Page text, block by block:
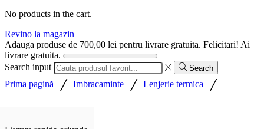
No products in the cart.
Revino la magazin
Adauga produse de 700,00 lei pentru livrare gratuita. Felicitari! Ai
livrare gratuita.
Search input
Search
Prima pagină / Imbracaminte / Lenjerie termica /